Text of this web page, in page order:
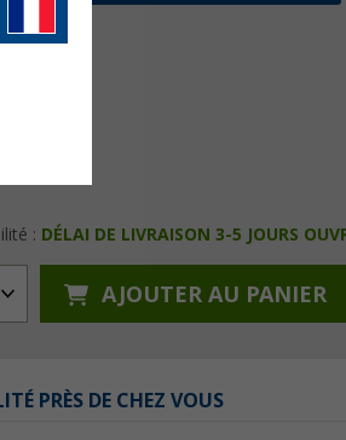
: DÉLAI DE LIVRAISON 3-5 JOURS
AJOUTER AU PANIER
PRÈS DE CHEZ VOUS